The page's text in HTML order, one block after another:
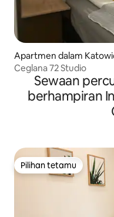
Apartmen dalam
Ceglana 72 Studio
Sewaan
berhampiran
Pilihan tetamu
Pilihan tetamu